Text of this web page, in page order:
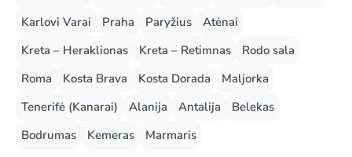
Karlovi Varai
Praha Paryžius
Atėnai
Kreta – Heraklionas
Kreta – Retimnas
Rodo sala
Roma
Kosta Brava Kosta Dorada
Maljorka
Tenerifė (Kanarai)
Alanija Antalija
Belekas
Bodrumas
Kemeras Marmaris